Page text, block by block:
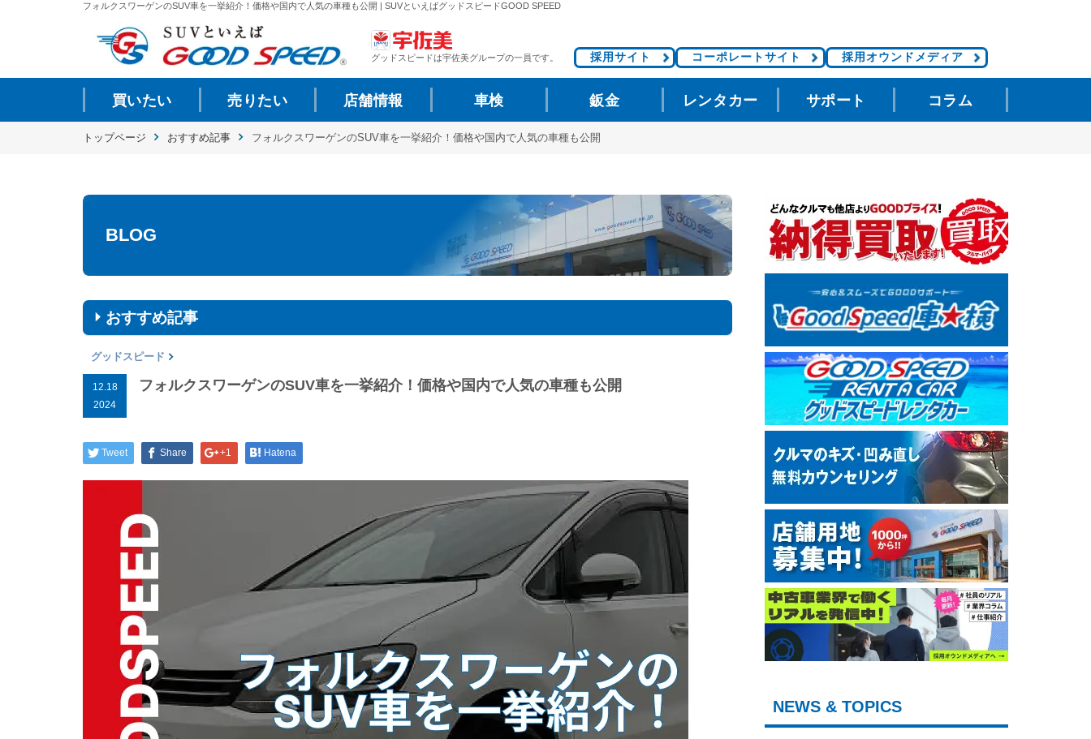
フォルクスワーゲンのSUV車を一挙紹介！価格や国内で人気の車種も公開 | SUVといえばグッドスピードGOOD SPEED
グッドスピードは宇佐美グループの一員です。 採用サイト コーポレートサイト 採用オウンドメディア
買いたい 売りたい 店舗情報 車検 鈑金 レンタカー サポート コラム
トップページ おすすめ記事 フォルクスワーゲンのSUV車を一挙紹介！価格や国内で人気の車種も公開
BLOG
おすすめ記事
グッドスピード
12.18
2024
フォルクスワーゲンのSUV車を一挙紹介！価格や国内で人気の車種も公開
Tweet Share +1 Hatena
NEWS & TOPICS